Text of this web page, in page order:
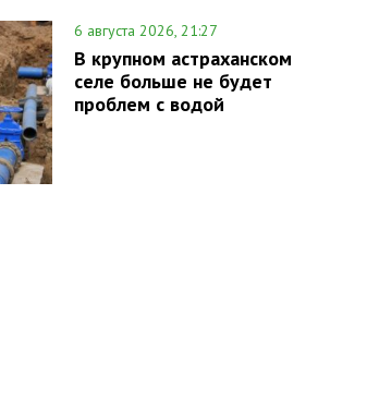
6 августа 2026, 21:27
В крупном астраханском
селе больше не будет
проблем с водой